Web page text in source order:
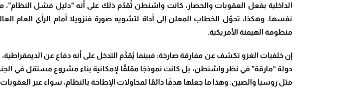
الداخلية بفعل العقوبات والحصار، كانت واشنطن تُقدّم ذلك على أنه “دليل فشل
نفسها. وهكذا، تحوّل الخطاب المعلن إلى أداة لتشويه صورة فنزويلا أمام الرأي العام
منظومة الهيمنة الأمريكية.
إن خلفيات الغزو تكشف عن مفارقة صارخة: فبينما يُقدَّم التدخل على أنه دفاع عن
دولة “مارقة” في نظر واشنطن، بل كانت نموذجًا مقلقًا لإمكانية بناء مشروع مستقل في
مثل روسيا والصين. وهذا ما جعلها هدفًا دائمًا لمحاولات الإطاحة بالنظام، سواء عبر العقوبات